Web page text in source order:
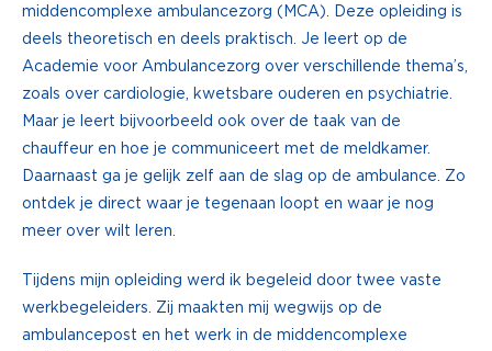
middencomplexe ambulancezorg (MCA). Deze opleiding is
deels theoretisch en deels praktisch. Je leert op de
Academie voor Ambulancezorg over verschillende thema’s,
zoals over cardiologie, kwetsbare ouderen en psychiatrie.
Maar je leert bijvoorbeeld ook over de taak van de
chauffeur en hoe je communiceert met de meldkamer.
Daarnaast ga je gelijk zelf aan de slag op de ambulance. Zo
ontdek je direct waar je tegenaan loopt en waar je nog
meer over wilt leren.
Tijdens mijn opleiding werd ik begeleid door twee vaste
werkbegeleiders. Zij maakten mij wegwijs op de
ambulancepost en het werk in de middencomplexe